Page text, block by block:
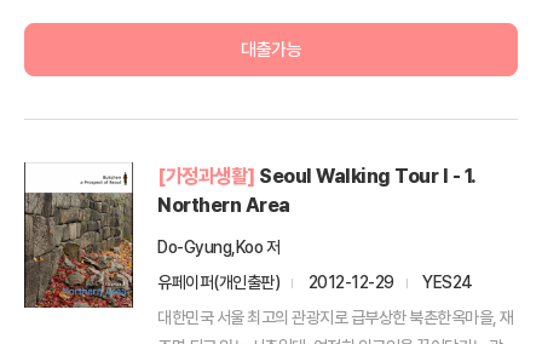
대출가능
[가정과생활] Seoul Walking Tour I - 1.
Northern Area
Do-Gyung,Koo 저
유페이퍼(개인출판)
2012-12-29
YES24
대한민국 서울 최고의 관광지로 급부상한 북촌한옥마을, 재